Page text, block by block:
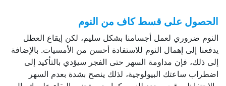
الحصول على قسط كاف من النوم
النوم ضروري لعمل أجسامنا بشكل سليم، لكن إيقاع العطل
يدفعنا إلى إهمال النوم للاستفادة أحسن من الأمسيات. بالإضافة
إلى ذلك، فإن مداومة السهر حتى الفجر سيؤدي بالتأكيد إلى
اضطراب ساعتك البيولوجية، لذلك ينصح بشدة بعدم السهر